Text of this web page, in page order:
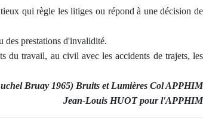
qui règle les litiges ou répond à une décision de
des prestations d'invalidité.
du travail, au civil avec les accidents de trajets, les
Bruay 1965) Bruits et Lumières Col APPHIM
Jean-Louis HUOT pour l'APPHIM